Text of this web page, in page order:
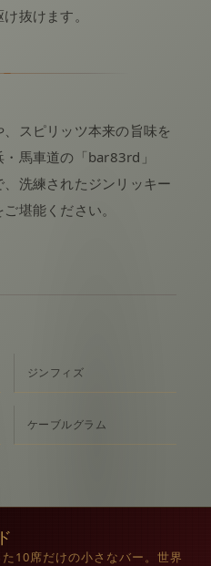
抜けます。
スピリッツ本来の旨味を
馬車道の「bar83rd」
洗練されたジンリッキー
堪能ください。
ジンフィズ
ケーブルグラム
10席だけの小さなバー。世界